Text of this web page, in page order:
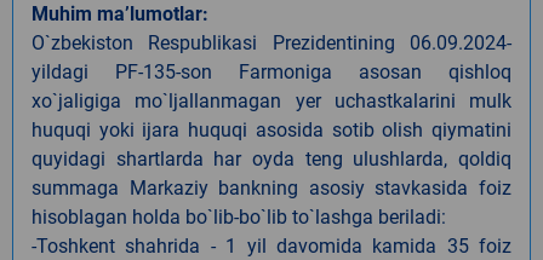
Muhim ma’lumotlar:
O`zbekiston Respublikasi Prezidentining 06.09.2024-
yildagi PF-135-son Farmoniga asosan qishloq
xo`jaligiga mo`ljallanmagan yer uchastkalarini mulk
huquqi yoki ijara huquqi asosida sotib olish qiymatini
quyidagi shartlarda har oyda teng ulushlarda, qoldiq
summaga Markaziy bankning asosiy stavkasida foiz
hisoblagan holda bo`lib-bo`lib to`lashga beriladi:
-Toshkent shahrida - 1 yil davomida kamida 35 foiz